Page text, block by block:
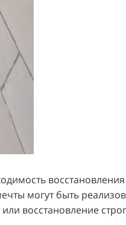
могут быть
восстановление